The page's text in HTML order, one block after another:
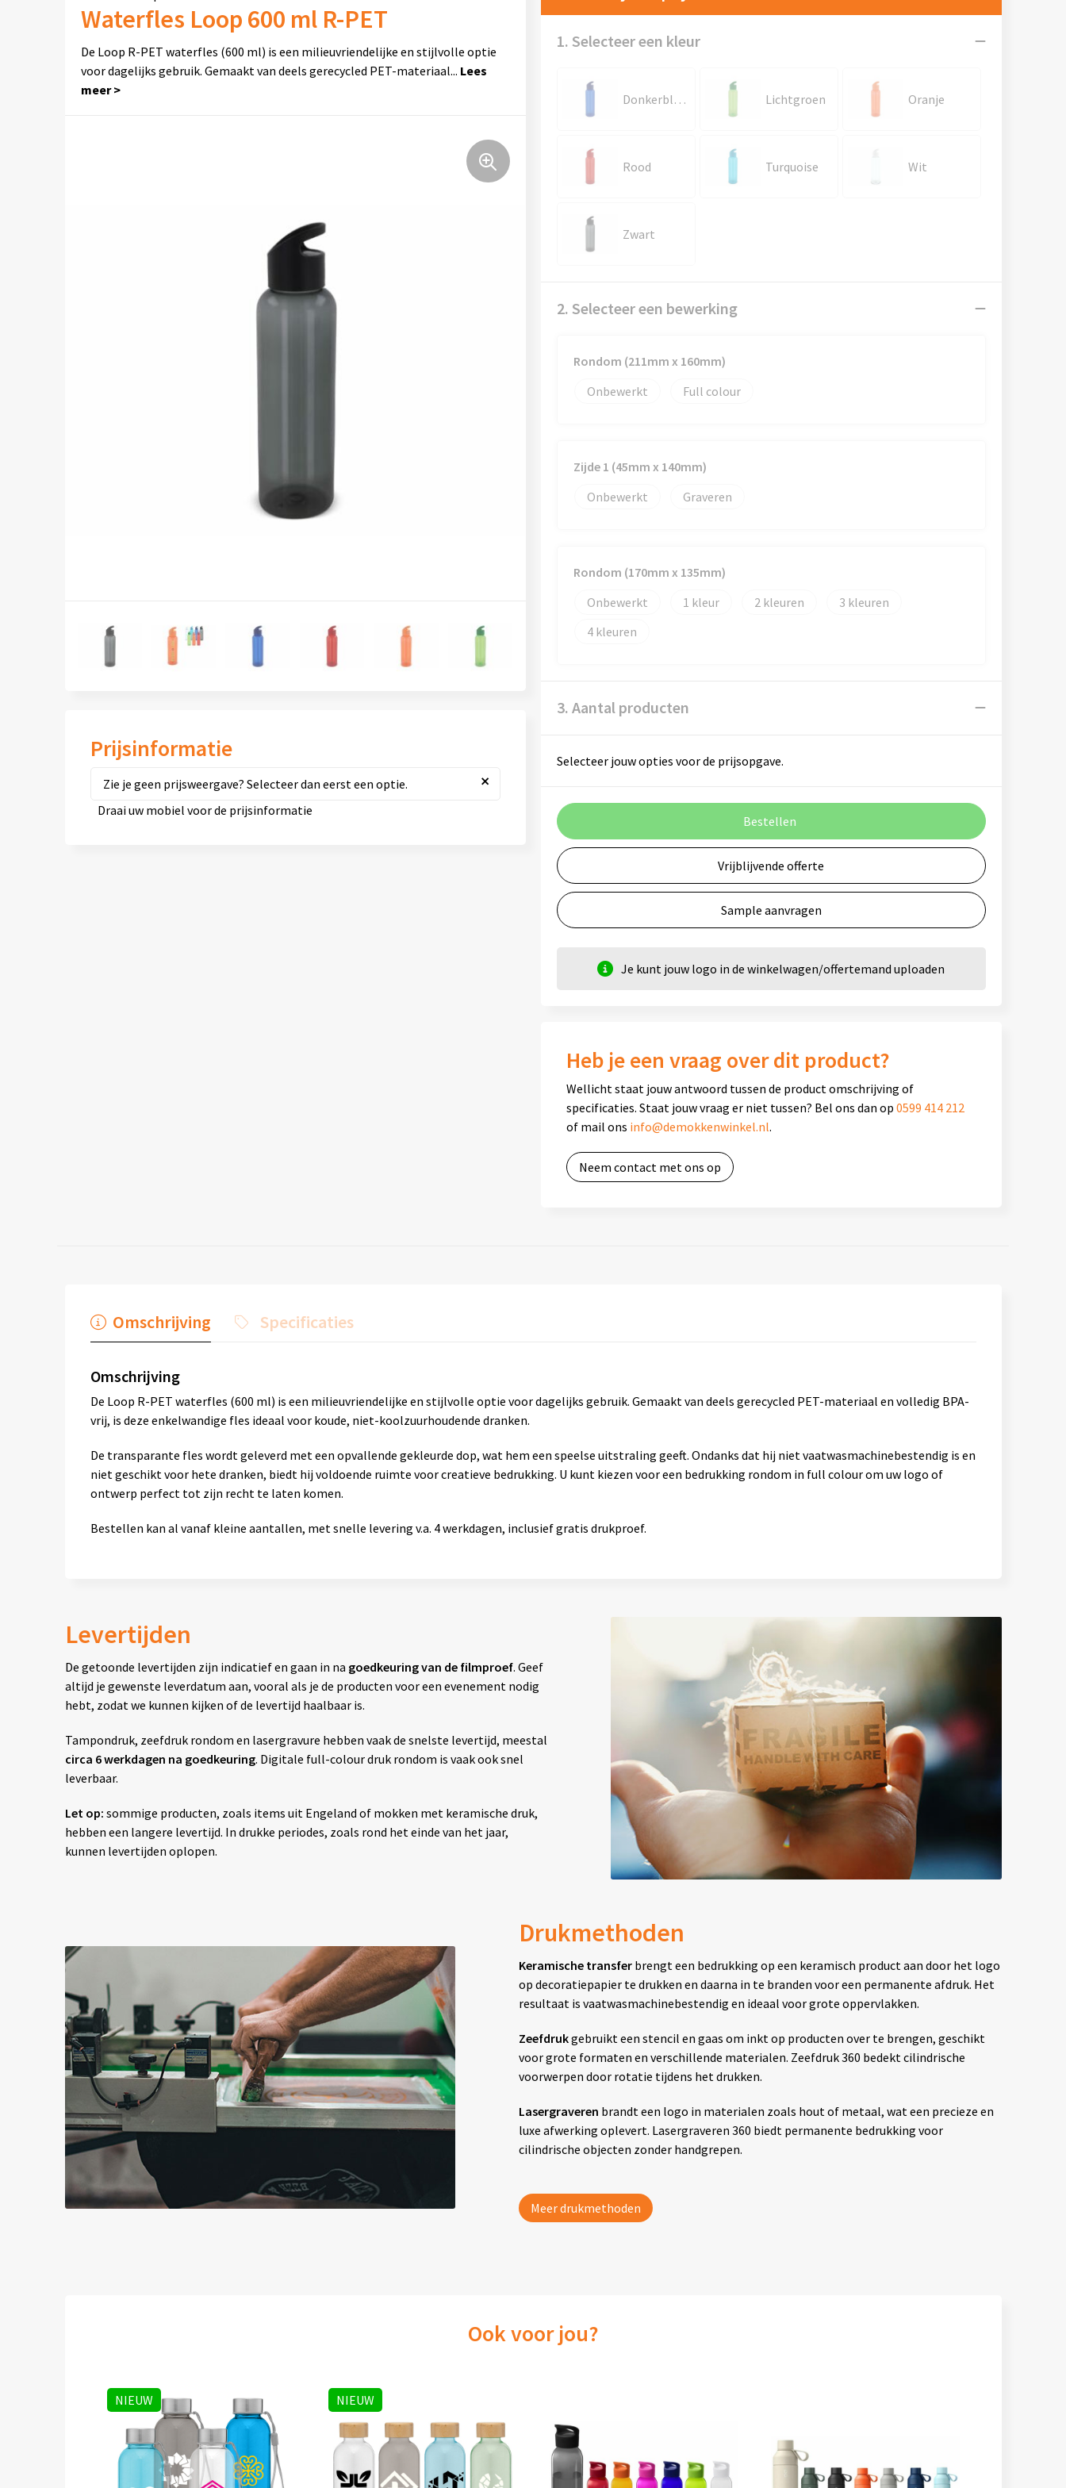
Waterfles Loop 600 ml R-PET
De Loop R-PET waterfles (600 ml) is een milieuvriendelijke en stijlvolle optie
voor dagelijks gebruik. Gemaakt van deels gerecycled PET-materiaal...
Prijsinformatie
Zie je geen prijsweergave? Selecteer dan eerst een optie. ×
Draai uw mobiel voor de prijsinformatie
1. Selecteer een kleur
Donkerblauw Lichtgroen Oranje
Rood Turquoise Wit
Zwart
2. Selecteer een bewerking
Rondom (211mm x 160mm)
Onbewerkt
Full colour
Zijde 1 (45mm x 140mm)
Onbewerkt
Graveren
Rondom (170mm x 135mm)
Onbewerkt
1 2
3
4
3. Aantal producten
Selecteer jouw opties voor de prijsopgave.
Bestellen
Vrijblijvende offerte
Sample aanvragen
Je kunt jouw logo in de winkelwagen/offertemand uploaden
Heb je een vraag over dit product?
Wellicht staat jouw antwoord tussen de product omschrijving of
specificaties. Staat jouw vraag er niet tussen? Bel ons dan op 0599 414 212
of mail ons info@demokkenwinkel.nl.
Neem contact met ons op
Omschrijving Specificaties
Omschrijving
De Loop R-PET waterfles (600 ml) is een milieuvriendelijke en stijlvolle optie voor dagelijks gebruik. Gemaakt van deels gerecycled PET-materiaal en volledig BPA-
vrij, is deze enkelwandige fles ideaal voor koude, niet-koolzuurhoudende dranken.
De transparante fles wordt geleverd met een opvallende gekleurde dop, wat hem een speelse uitstraling geeft. Ondanks dat hij niet vaatwasmachinebestendig is en
niet geschikt voor hete dranken, biedt hij voldoende ruimte voor creatieve bedrukking. U kunt kiezen voor een bedrukking rondom in full colour om uw logo of
ontwerp perfect tot zijn recht te laten komen.
Bestellen kan al vanaf kleine aantallen, met snelle levering v.a. 4 werkdagen, inclusief gratis drukproef.
Levertijden
De getoonde levertijden zijn indicatief en gaan in na goedkeuring van de filmproef. Geef
altijd je gewenste leverdatum aan, vooral als je de producten voor een evenement nodig
hebt, zodat we kunnen kijken of de levertijd haalbaar is.
Tampondruk, zeefdruk rondom en lasergravure hebben vaak de snelste levertijd, meestal
circa 6 werkdagen na goedkeuring. Digitale full-colour druk rondom is vaak ook snel
leverbaar.
Let op: sommige producten, zoals items uit Engeland of mokken met keramische druk,
hebben een langere levertijd. In drukke periodes, zoals rond het einde van het jaar,
kunnen levertijden oplopen.
Drukmethoden
Keramische transferbrengt een bedrukking op een keramisch product aan door het logo
op decoratiepapier te drukken en daarna in te branden voor een permanente afdruk. Het
resultaat is vaatwasmachinebestendig en ideaal voor grote oppervlakken.
Zeefdrukgebruikt een stencil en gaas om inkt op producten over te brengen, geschikt
voor grote formaten en verschillende materialen. Zeefdruk 360 bedekt cilindrische
voorwerpen door rotatie tijdens het drukken.
Lasergraveren brandt een logo in materialen zoals hout of metaal, wat een precieze en
luxe afwerking oplevert. Lasergraveren 360 biedt permanente bedrukking voor
cilindrische objecten zonder handgrepen.
Meer drukmethoden
Ook voor jou?
NIEUW NIEUW